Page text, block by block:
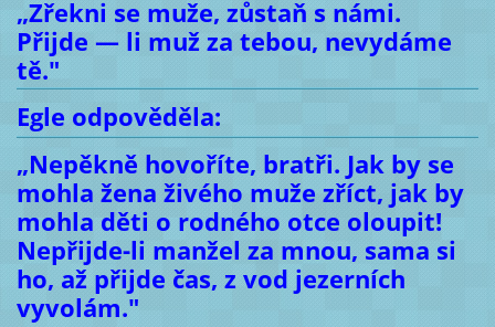
„Zřekni se muže, zůstaň s námi.
Přijde — li muž za tebou, nevydáme
tě."
Egle odpověděla:
„Nepěkně hovoříte, bratři. Jak by se
mohla žena živého muže zříct, jak by
mohla děti o rodného otce oloupit!
Nepřijde-li manžel za mnou, sama si
ho, až přijde čas, z vod jezerních
vyvolám."